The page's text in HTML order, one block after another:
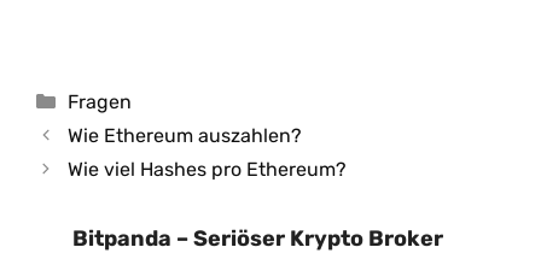
Kategorien
Fragen
Wie Ethereum auszahlen?
Wie viel Hashes pro Ethereum?
Bitpanda – Seriöser Krypto Broker